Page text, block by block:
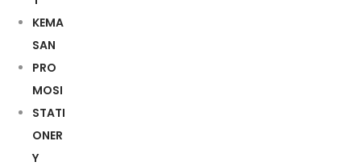
KEMA
SAN
PRO
MOSI
STATI
ONER
Y